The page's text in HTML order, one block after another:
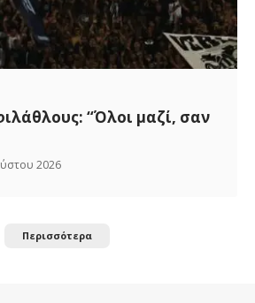
“Όλοι μαζί, σαν
2026
Περισσότερα